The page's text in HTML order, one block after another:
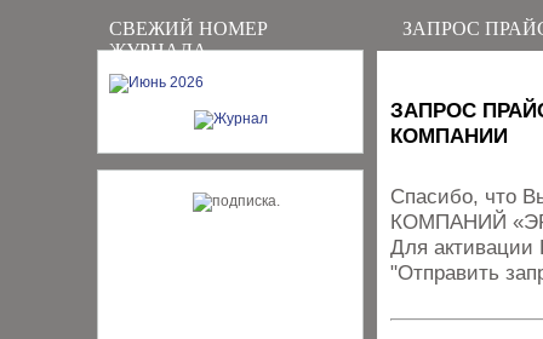
СВЕЖИЙ НОМЕР
ЖУРНАЛА
ЗАПРОС
ЗАПРОС
КОМПАНИИ
Спасибо, что
КОМПАНИЙ
Для активации
"Отправить